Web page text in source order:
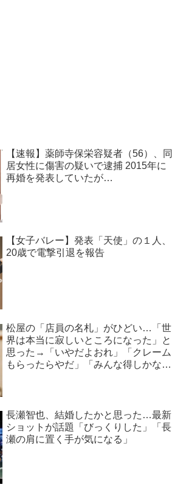
【速報】薬師寺保栄容疑者（56）、同
居女性に傷害の疑いで逮捕 2015年に
再婚を発表していたが…
【女子バレー】発表「天使」の１人、
20歳で電撃引退を報告
松屋の「店員の名札」がひどい…「世
界は本当に寂しいところになった」と
思った→「いやだよおれ」「クレーム
もらったらやだ」「みんな得しかな
長瀬智也、結婚したかと思った…最新
ショットが話題「びっくりした」「長
瀬の肩に置く手が気になる」